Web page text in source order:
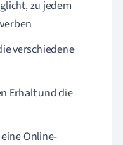
zu jedem
verschiedene
Erhalt und die
Online-